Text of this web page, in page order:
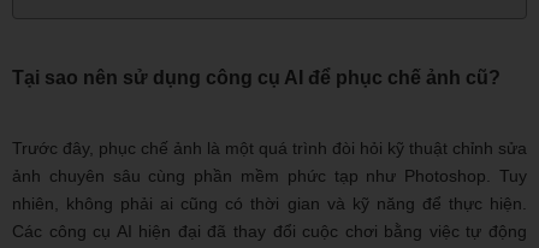
Tại sao nên sử dụng công cụ AI để phục chế ảnh cũ?
Trước đây, phục chế ảnh là một quá trình đòi hỏi kỹ thuật chỉnh sửa
ảnh chuyên sâu cùng phần mềm phức tạp như Photoshop. Tuy
nhiên, không phải ai cũng có thời gian và kỹ năng để thực hiện.
Các công cụ AI hiện đại đã thay đổi cuộc chơi bằng việc tự động